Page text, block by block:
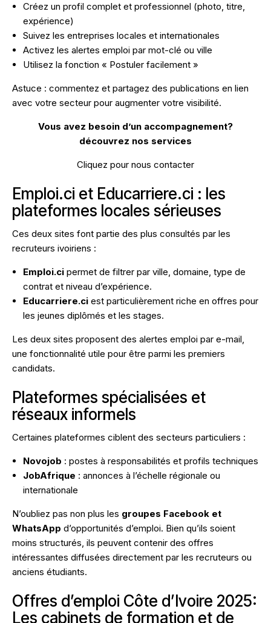
Créez un profil complet et professionnel (photo, titre,
expérience)
Suivez les entreprises locales et internationales
Activez les alertes emploi par mot-clé ou ville
Utilisez la fonction « Postuler facilement »
Astuce : commentez et partagez des publications en lien
avec votre secteur pour augmenter votre visibilité.
Vous avez besoin d’un accompagnement?
découvrez nos services
Cliquez pour nous contacter
Emploi.ci et Educarriere.ci : les
plateformes locales sérieuses
Ces deux sites font partie des plus consultés par les
recruteurs ivoiriens :
Emploi.ci permet de filtrer par ville, domaine, type de
contrat et niveau d’expérience.
Educarriere.ci est particulièrement riche en offres pour
les jeunes diplômés et les stages.
Les deux sites proposent des alertes emploi par e-mail,
une fonctionnalité utile pour être parmi les premiers
candidats.
Plateformes spécialisées et
réseaux informels
Certaines plateformes ciblent des secteurs particuliers :
Novojob : postes à responsabilités et profils techniques
JobAfrique : annonces à l’échelle régionale ou
internationale
N’oubliez pas non plus les groupes Facebook et
WhatsApp d’opportunités d’emploi. Bien qu’ils soient
moins structurés, ils peuvent contenir des offres
intéressantes diffusées directement par les recruteurs ou
anciens étudiants.
Offres d’emploi Côte d’Ivoire 2025:
Les cabinets de formation et de